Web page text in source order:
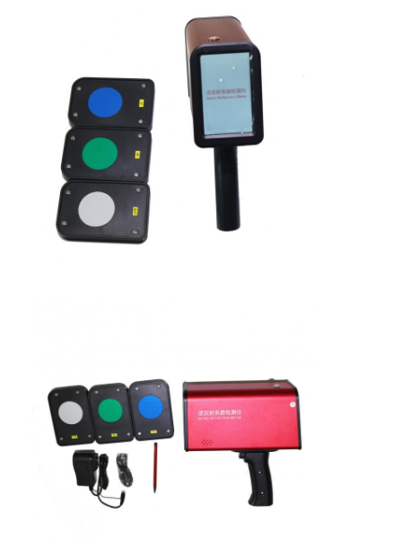
Producten
VR -show
Over Ons
Fabriekstour
Kwaliteitscontrole
Retroreflector Meter
Bestrating die Retroreflectometer merken